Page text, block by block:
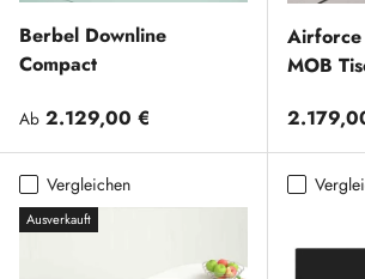
Berbel Downline
Compact
Normaler Preis
Ab 2.129,00 €
Airforce
MOB
Vergleichen
Ausverkauft